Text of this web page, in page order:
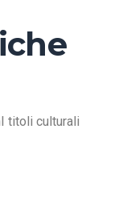
titoli culturali